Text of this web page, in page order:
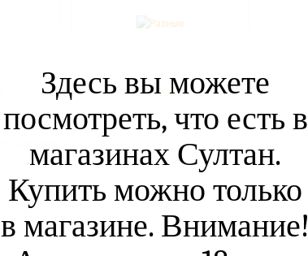
Разные
Здесь вы можете
посмотреть, что есть в
магазинах Султан.
Купить можно только
в магазине. Внимание!